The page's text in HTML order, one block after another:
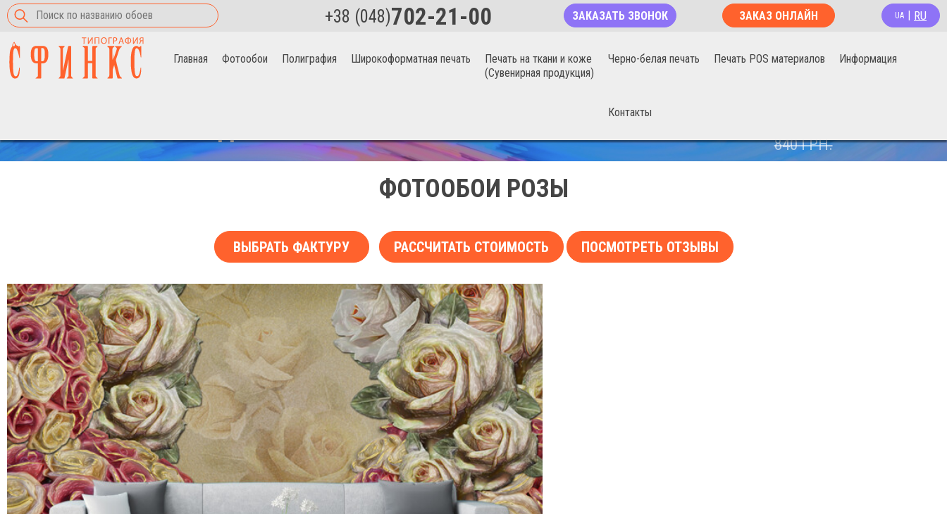
+38 (048)702-21-00 ЗАКАЗАТЬ ЗВОНОК ЗАКАЗ ОНЛАЙН UA RU
Главная Фотообои Полиграфия Широкоформатная печать
Печать на ткани и коже
(Сувенирная продукция)
Черно-белая печать Печать POS материалов Информация
Контакты
840ГРН.
ФОТООБОИ РОЗЫ
ВЫБРАТЬ ФАКТУРУ РАССЧИТАТЬ СТОИМОСТЬ ПОСМОТРЕТЬ ОТЗЫВЫ